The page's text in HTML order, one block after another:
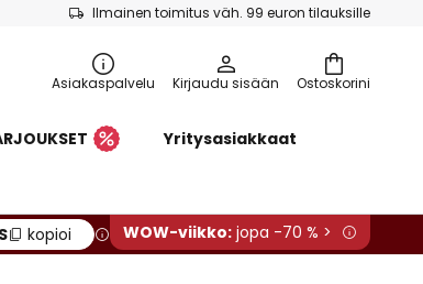
Ilmainen toimitus väh. 99 euron tilauksille
Ostoskorini
Asiakaspalvelu Kirjaudu sisään
Yritysasiakkaat
kopioi WOW-viikko: jopa -70 % >